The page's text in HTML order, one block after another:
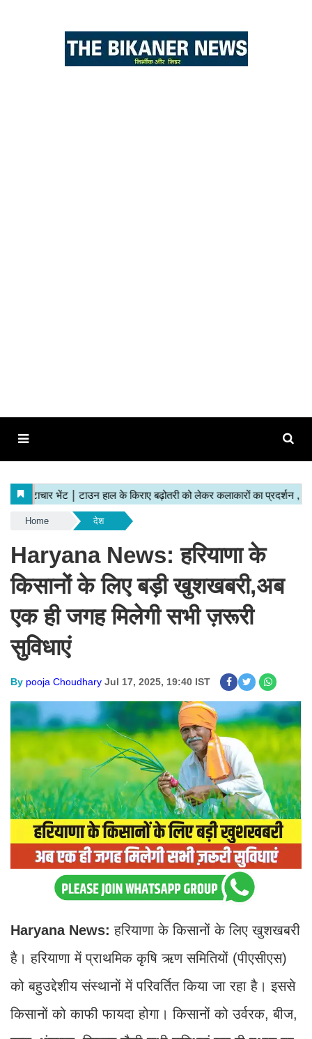
Home देश
Haryana News: हरियाणा के
किसानों के लिए बड़ी खुशखबरी,अब
एक ही जगह मिलेगी सभी ज़रूरी
सुविधाएं
By pooja Choudhary Jul 17, 2025, 19:40 IST
Haryana News:हरियाणा के किसानों के लिए खुशखबरी
है। हरियाणा में प्राथमिक कृषि ऋण समितियों (पीएसीएस)
को बहुउद्देशीय संस्थानों में परिवर्तित किया जा रहा है। इससे
किसानों को काफी फायदा होगा। किसानों को उर्वरक, बीज,